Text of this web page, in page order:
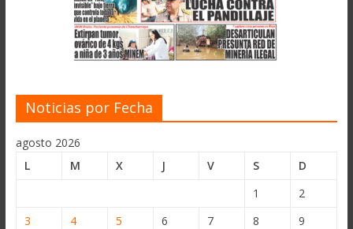
Noticias por Fecha
agosto 2026
L
M X J V S
D
1
2
3
4 5 6 7 8
9